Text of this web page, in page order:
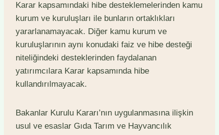
Karar kapsamındaki hibe desteklemelerinden kamu
kurum ve kuruluşları ile bunların ortaklıkları
yararlanamayacak. Diğer kamu kurum ve
kuruluşlarının aynı konudaki faiz ve hibe desteği
niteliğindeki desteklerinden faydalanan
yatırımcılara Karar kapsamında hibe
kullandırılmayacak.
Bakanlar Kurulu Kararı’nın uygulanmasına ilişkin
usul ve esaslar Gıda Tarım ve Hayvancılık